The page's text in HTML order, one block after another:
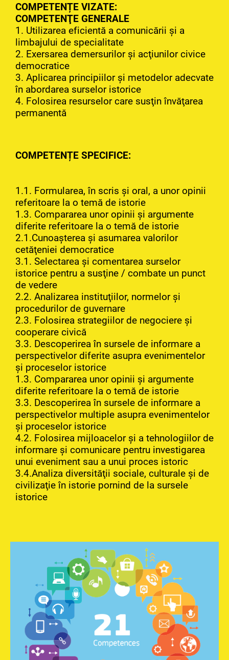
COMPETENȚE VIZATE:
COMPETENŢE GENERALE
1. Utilizarea eficientă a comunicării şi a
limbajului de specialitate
2. Exersarea demersurilor şi acţiunilor civice
democratice
3. Aplicarea principiilor şi metodelor adecvate
în abordarea surselor istorice
4. Folosirea resurselor care susţin învăţarea
permanentă
COMPETENȚE SPECIFICE:
1.1. Formularea, în scris şi oral, a unor opinii
referitoare la o temă de istorie
1.3. Compararea unor opinii şi argumente
diferite referitoare la o temă de istorie
2.1.Cunoaşterea şi asumarea valorilor
cetăţeniei democratice
3.1. Selectarea şi comentarea surselor
istorice pentru a susţine / combate un punct
de vedere
2.2. Analizarea instituţiilor, normelor şi
procedurilor de guvernare
2.3. Folosirea strategiilor de negociere şi
cooperare civică
3.3. Descoperirea în sursele de informare a
perspectivelor diferite asupra evenimentelor
şi proceselor istorice
1.3. Compararea unor opinii şi argumente
diferite referitoare la o temă de istorie
3.3. Descoperirea în sursele de informare a
perspectivelor multiple asupra evenimentelor
şi proceselor istorice
4.2. Folosirea mijloacelor şi a tehnologiilor de
informare şi comunicare pentru investigarea
unui eveniment sau a unui proces istoric
3.4.Analiza diversităţii sociale, culturale şi de
civilizaţie în istorie pornind de la sursele
istorice